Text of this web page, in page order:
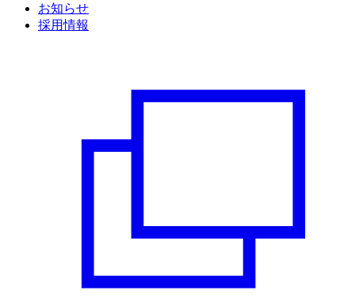
お知らせ
採用情報